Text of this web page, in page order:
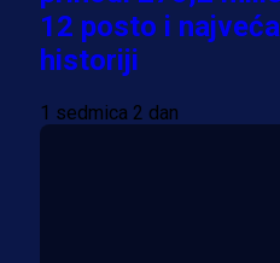
12 posto i
historiji
1 sedmica 2 dan